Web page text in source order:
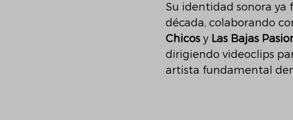
Su identidad sonora ya
década, colaborando
Chicos y Las Bajas
dirigiendo videoclips
artista fundamental